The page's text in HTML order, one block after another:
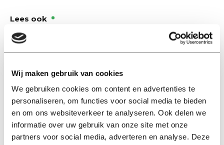
Wij maken gebruik van cookies
We gebruiken cookies om content en advertenties te
personaliseren, om functies voor social media te bieden
en om ons websiteverkeer te analyseren. Ook delen we
informatie over uw gebruik van onze site met onze
partners voor social media, adverteren en analyse. Deze
Lees ook
Marion Koopmans over online
bedreigingen en desinformatie:
‘Wetenschappers, kom die
ivoren toren uit’
Achtergrond